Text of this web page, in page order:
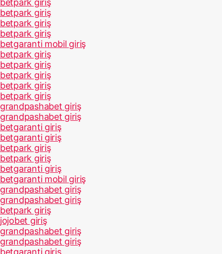
betpark giriş
betpark giriş
betpark giriş
betpark giriş
betgaranti mobil giriş
betpark giriş
betpark giriş
betpark giriş
betpark giriş
betpark giriş
grandpashabet giriş
grandpashabet giriş
betgaranti giriş
betgaranti giriş
betpark giriş
betpark giriş
betgaranti giriş
betgaranti mobil giriş
grandpashabet giriş
grandpashabet giriş
betpark giriş
jojobet giriş
grandpashabet giriş
grandpashabet giriş
betgaranti giriş